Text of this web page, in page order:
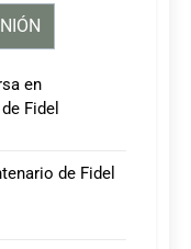
en
Fidel
de Fidel